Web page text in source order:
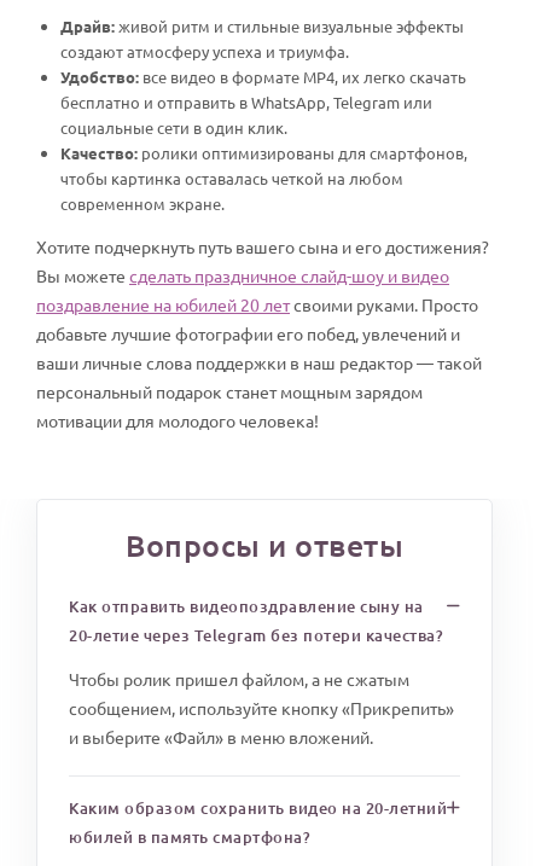
Драйв:живой ритм и стильные визуальные эффекты
создают атмосферу успеха и триумфа.
Удобство: все видео в формате MP4, их легко скачать
бесплатно и отправить в WhatsApp, Telegram или
социальные сети в один клик.
Качество: ролики оптимизированы для смартфонов,
чтобы картинка оставалась четкой на любом
современном экране.
Хотите подчеркнуть путь вашего сына и его достижения?
Вы можете сделать праздничное слайд-шоу и видео
поздравление на юбилей 20 летсвоими руками. Просто
добавьте лучшие фотографии его побед, увлечений и
ваши личные слова поддержки в наш редактор — такой
персональный подарок станет мощным зарядом
мотивации для молодого человека!
Вопросы и ответы
Как отправить видеопоздравление сыну на
20-летие через Telegram без потери качества?
Чтобы ролик пришел файлом, а не сжатым
сообщением, используйте кнопку «Прикрепить»
и выберите «Файл» в меню вложений.
Каким образом сохранить видео на 20-летний
юбилей в память смартфона?